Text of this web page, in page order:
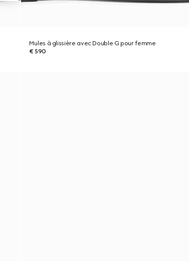
Mules à glissière avec Double G pour femme
€ 590